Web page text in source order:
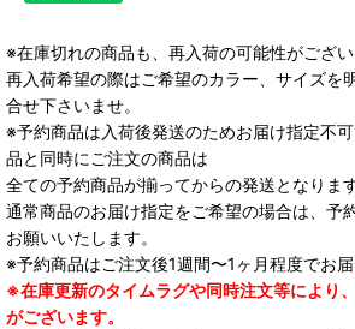
※在庫切れの商品も、再入荷の可能性がござい
再入荷希望の際はご希望のカラー、サイズを
合せ下さいませ。
※予約商品は入荷後発送のためお届け指定不
品と同時にご注文の商品は
全ての予約商品が揃ってからの発送となりま
通常商品のお届け指定をご希望の場合は、予
お願いいたします。
※予約商品はご注文後1週間〜1ヶ月程度でお届
※在庫更新のタイムラグや同時注文等により
がございます。